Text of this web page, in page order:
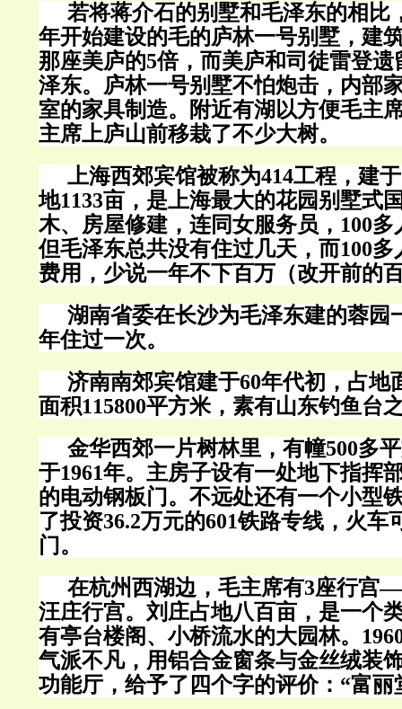
若将蒋介石的别墅和毛泽东的相比
年开始建设的毛的庐林一号别墅，建
那座美庐的5倍，而美庐和司徒雷登遗
泽东。庐林一号别墅不怕炮击，内部
室的家具制造。附近有湖以方便毛主
主席上庐山前移栽了不少大树。
上海西郊宾馆被称为414工程，建于
地1133亩，是上海最大的花园别墅式
木、房屋修建，连同女服务员， 100多
但毛泽东总共没有住过几天，而100多
费用，少说一年不下百万（改开前的
湖南省委在长沙为毛泽东建的蓉园
年住过一次。
济南南郊宾馆建于60年代初，占地
面积115800平方米，素有山东钓鱼台
金华西郊一片树林里，有幢500多
于1961年。主房子设有一处地下指挥
的电动钢板门。不远处还有一个小型
了投资36.2万元的601铁路专线，火车
门。
在杭州西湖边，毛主席有3座行宫
汪庄行宫。刘庄占地八百亩，是一个
有亭台楼阁、小桥流水的大园林。
气派不凡，用铝合金窗条与金丝绒装
功能厅，给予了四个字的评价： “富丽